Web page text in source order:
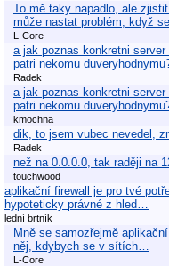
To mě taky napadlo, ale
může nastat problém, když
L-Core
a jak poznas konkretni
patri nekomu
Radek
a jak poznas konkretni
patri nekomu
kmochna
dik, to jsem vubec nevedel,
Radek
než na 0.0.0.0, tak raději na
touchwood
aplikační firewall je pro tvé
hypoteticky právné z hled…
lední brtník
Mně se samozřejmě
něj, kdybych se v sítích…
L-Core